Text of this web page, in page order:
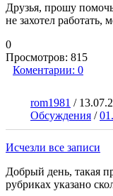
Друзья, прошу
не захотел работать,
0
Просмотров: 815
Коментарии: 0
rom1981 /
Обсуждения /
Исчезли все записи
Добрый день, такая
рубриках указано